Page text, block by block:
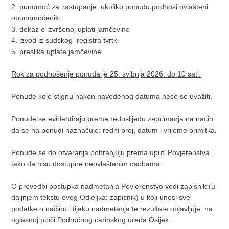
2. punomoć za zastupanje, ukoliko ponudu podnosi ovlašteni
opunomoćenik
3. dokaz o izvršenoj uplati jamčevine
4. izvod iz sudskog registra tvrtki
5. preslika uplate jamčevine
Rok za podnošenje ponuda je 25. svibnja 2026. do 10 sati.
Ponude koje stignu nakon navedenog datuma neće se uvažiti.
Ponude se evidentiraju prema redoslijedu zaprimanja na način
da se na ponudi naznačuje: redni broj, datum i vrijeme primitka.
Ponude se do otvaranja pohranjuju prema uputi Povjerenstva
tako da nisu dostupne neovlaštenim osobama.
O provedbi postupka nadmetanja Povjerenstvo vodi zapisnik (u
daljnjem tekstu ovog Odjeljka: zapisnik) u koji unosi sve
podatke o načinu i tijeku nadmetanja te rezultate objavljuje na
oglasnoj ploči Područnog carinskog ureda Osijek.